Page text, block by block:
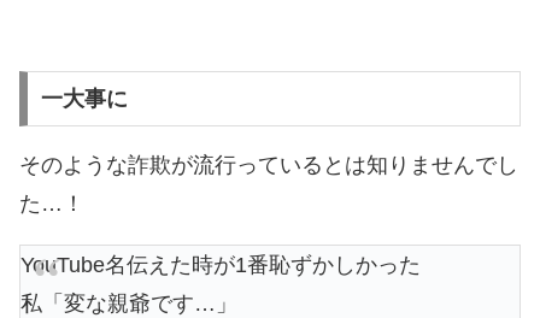
一大事に
そのような詐欺が流行っているとは知りませんでし
た…！
YouTube名伝えた時が1番恥ずかしかった
私「変な親爺です…」